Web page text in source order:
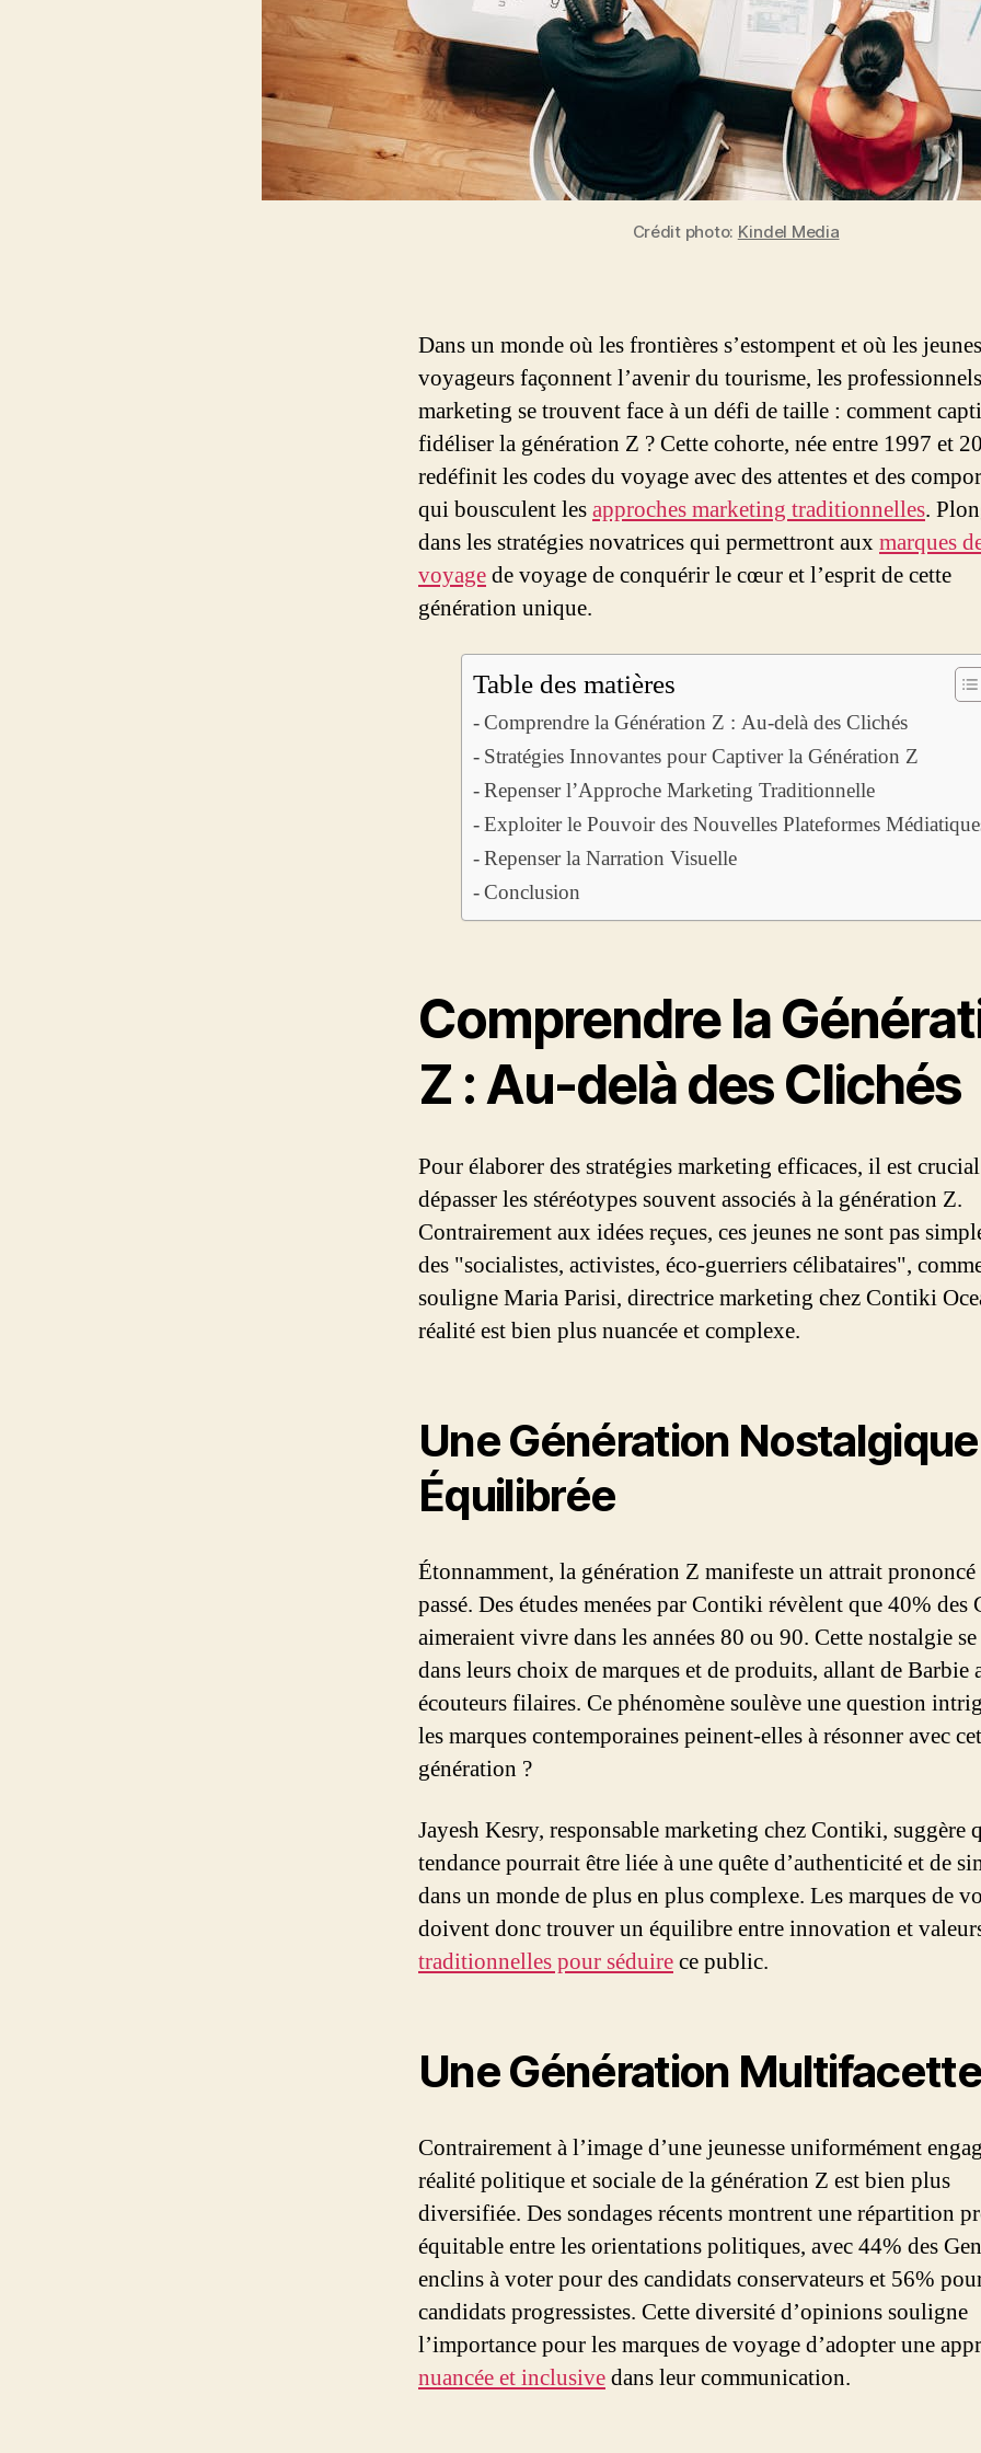
Crédit photo: Kindel Media
Dans un monde où les frontières s’estompent et où les jeunes
voyageurs façonnent l’avenir du tourisme, les
marketing se trouvent face à un défi de taille : comment
fidéliser la génération Z ? Cette cohorte, née entre 1997 et
redéfinit les codes du voyage avec des attentes et des
qui bousculent lesapproches marketing traditionnelles.
dans les stratégies novatrices qui permettront auxmarques
voyagede voyage de conquérir le cœur et l’esprit de cette
génération unique.
Table des matières
Comprendre la Génération Z : Au-delà des Clichés
Stratégies Innovantes pour Captiver la Génération Z
Repenser l’Approche Marketing Traditionnelle
Exploiter le Pouvoir des Nouvelles Plateformes
Repenser la Narration Visuelle
Conclusion
Comprendre la
Z : Au-delà des Clichés
Pour élaborer des stratégies marketing efficaces, il est
dépasser les stéréotypes souvent associés à la génération Z.
Contrairement aux idées reçues, ces jeunes ne sont pas
des "socialistes, activistes, éco-guerriers célibataires",
souligne Maria Parisi, directrice marketing chez Contiki
réalité est bien plus nuancée et complexe.
Une Génération
Équilibrée
Étonnamment, la génération Z manifeste un attrait
passé. Des études menées par Contiki révèlent que 40% des
aimeraient vivre dans les années 80 ou 90. Cette nostalgie
dans leurs choix de marques et de produits, allant de Barbie
écouteurs filaires. Ce phénomène soulève une question
les marques contemporaines peinent-elles à résonner avec
génération ?
Jayesh Kesry, responsable marketing chez Contiki, suggère
tendance pourrait être liée à une quête d’authenticité et de
dans un monde de plus en plus complexe. Les marques de
doivent donc trouver un équilibre entre innovation et
traditionnelles pour séduirece public.
Une Génération Multifacette
Contrairement à l’image d’une jeunesse uniformément
réalité politique et sociale de la génération Z est bien plus
diversifiée. Des sondages récents montrent une répartition
équitable entre les orientations politiques, avec 44% des
enclins à voter pour des candidats conservateurs et 56%
candidats progressistes. Cette diversité d’opinions souligne
l’importance pour les marques de voyage d’adopter une
nuancée et inclusivedans leur communication.